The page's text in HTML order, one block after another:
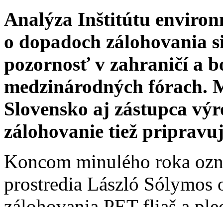
Analýza Inštitútu
o dopadoch zálohovania
pozornosť v zahraničí a
medzinárodných fórach.
Slovensko aj zástupca
zálohovanie tiež
Koncom minulého roka
prostredia László Sólymos